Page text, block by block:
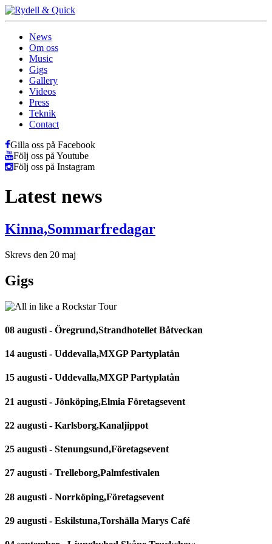
News
Om oss
Music
Gigs
Gallery
Videos
Press
Teknik
Contact
Gilla oss på Facebook
Följ oss på Youtube
Följ oss på Instagram
Latest news
Kinna,Sommarfredagar
Skrevs den 20 maj
Gigs
08 augusti - Öregrund,Strandhotellet Båtveckan
14 augusti - Uddevalla,MXGP Partyplatån
15 augusti - Uddevalla,MXGP Partyplatån
21 augusti - Jönköping,Elmia Företagsevent
22 augusti - Karlsborg,Kanaljippot
25 augusti - Stenungsund,Företagsevent
27 augusti - Trelleborg,Palmfestivalen
28 augusti - Norrköping,Företagsevent
29 augusti - Eskilstuna,Torshälla Marys Café